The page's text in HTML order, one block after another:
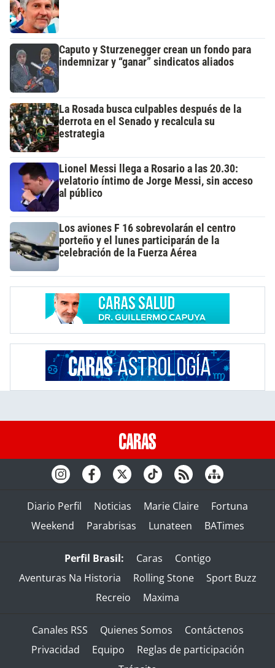
Caputo y Sturzenegger crean un fondo para
indemnizar y “ganar” sindicatos aliados
La Rosada busca culpables después de la
derrota en el Senado y recalcula su
estrategia
Lionel Messi llega a Rosario a las 20.30:
velatorio íntimo de Jorge Messi, sin acceso
al público
Los aviones F 16 sobrevolarán el centro
porteño y el lunes participarán de la
celebración de la Fuerza Aérea
Diario Perfil Noticias Marie Claire
Fortuna
Weekend
Parabrisas Lunateen BATimes
Perfil Brasil: Caras
Contigo
Aventuras Na Historia
Rolling Stone
Sport Buzz
Recreio
Maxima
Canales RSS Quienes Somos
Contáctenos
Privacidad
Equipo
Reglas de participación